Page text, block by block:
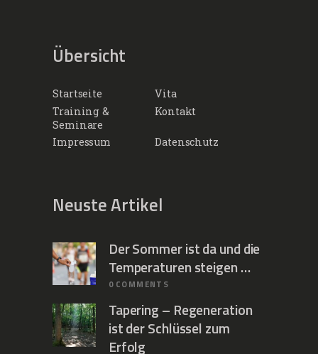
Übersicht
Startseite
Vita
Training &
Seminare
Kontakt
Impressum Datenschutz
Neuste Artikel
Der Sommer ist da und die
Temperaturen steigen …
0 COMMENTS
Tapering – Regeneration
ist der Schlüssel zum
Erfolg